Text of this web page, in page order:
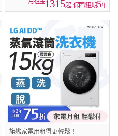
1315起_保固/租期5年
旗艦家電用租得更輕鬆！